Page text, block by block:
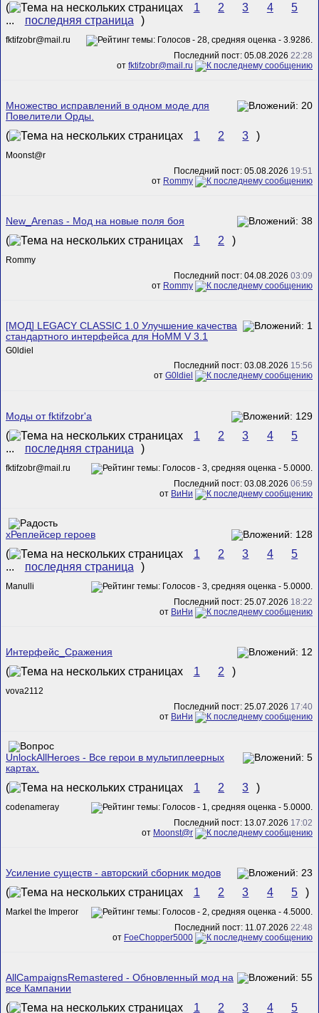
( 1 2 3 4
5
...
последняя страница )
fktifzobr@mail.ru
Последний пост: 05.08.2026 22:28
от fktifzobr@mail.ru
Множество исправлений в одном моде для
Повелители Орды.
( 1 2 3 )
Mооnst@r
Последний пост: 05.08.2026 19:51
от Rommy
New_Arenas - Мод на новые поля боя
( 1 2 )
Rommy
Последний пост: 04.08.2026 03:09
от Rommy
[МОД] LEGACY CLASSIC 1.0 Улучшение качества
стандартного интерфейса для HoMM V 3.1
G0ldiel
Последний пост: 03.08.2026 15:56
от G0ldiel
Моды от fktifzobr'а
( 1 2 3 4
5
...
последняя страница )
fktifzobr@mail.ru
Последний пост: 03.08.2026 06:59
от ВиНи
xРеплейсер героев
( 1 2 3 4
5
...
последняя страница )
Manulli
Последний пост: 25.07.2026 18:22
от ВиНи
Интерфейс_Сражения
( 1 2 )
vova2112
Последний пост: 25.07.2026 17:40
от ВиНи
UnlockAllHeroes - Все герои в мультиплеерных
картах.
( 1 2 3 )
codenameray
Последний пост: 13.07.2026 17:02
от Mооnst@r
Усиление существ - авторский сборник модов
( 1 2 3 4 5 )
Markel the Imperor
Последний пост: 11.07.2026 22:48
от FoeChopper5000
AllCampaignsRemastered - Обновленный мод на
все Кампании
( 1 2 3 4 5